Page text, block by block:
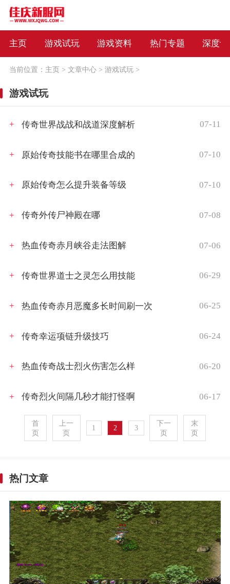
主页 游戏试玩 游戏资料 热门专题 深度
当前位置： 主页> 文章中心> 游戏试玩>
游戏试玩
传奇世界战战和战道深度解析 07-11
原始传奇技能书在哪里合成的 07-10
原始传奇怎么提升装备等级 07-10
传奇外传尸神殿在哪 07-08
热血传奇赤月峡谷走法图解 07-06
传奇世界道士之灵怎么用技能 06-29
热血传奇赤月恶魔多长时间刷一次 06-25
传奇幸运项链升级技巧 06-24
热血传奇战士烈火伤害怎么样 06-20
传奇烈火间隔几秒才能打怪啊 06-17
首
页
上一
页
1 2 3
下一
页
末
页
热门文章